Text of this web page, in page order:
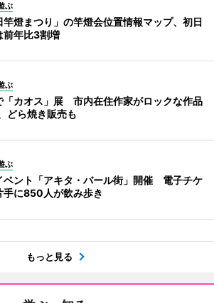
ぶ
竿燈まつり」の竿燈会位置情報マップ、初日
前年比3割増
ぶ
「カオス」展 市内在住作家がロックな作品
どら焼き販売も
ぶ
ベント「アキタ・バール街」開催 電子チケ
手に850人が飲み歩き
もっと見る